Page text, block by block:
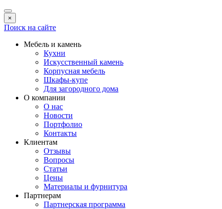
×
Поиск на сайте
Мебель и камень
Кухни
Искусственный камень
Корпусная мебель
Шкафы-купе
Для загородного дома
О компании
О нас
Новости
Портфолио
Контакты
Клиентам
Отзывы
Вопросы
Статьи
Цены
Материалы и фурнитура
Партнерам
Партнерская программа